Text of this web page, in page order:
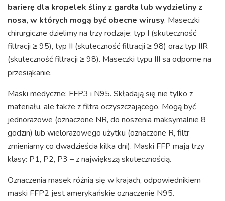
barierę dla kropelek śliny z gardła lub wydzieliny z
nosa, w których mogą być obecne wirusy. Maseczki
chirurgiczne dzielimy na trzy rodzaje: typ I (skuteczność
filtracji ≥ 95), typ II (skuteczność filtracji ≥ 98) oraz typ IIR
(skuteczność filtracji ≥ 98). Maseczki typu III są odporne na
przesiąkanie.
Maski medyczne: FFP3 i N95. Składają się nie tylko z
materiału, ale także z filtra oczyszczającego. Mogą być
jednorazowe (oznaczone NR, do noszenia maksymalnie 8
godzin) lub wielorazowego użytku (oznaczone R, filtr
zmieniamy co dwadzieścia kilka dni). Maski FFP mają trzy
klasy: P1, P2, P3 – z największą skutecznością.
Oznaczenia masek różnią się w krajach, odpowiednikiem
maski FFP2 jest amerykańskie oznaczenie N95.